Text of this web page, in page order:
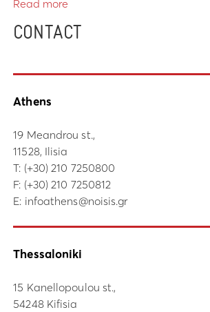
Read more
CONTACT
Athens
19 Meandrou st.,
11528, Ilisia
Τ: (+30) 210 7250800
F: (+30) 210 7250812
E: infoathens@noisis.gr
Thessaloniki
15 Kanellopoulou st.,
54248 Kifisia